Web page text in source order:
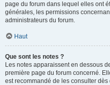
page du forum dans lequel elles ont
générales, les permissions
administrateurs du forum.
Haut
Que sont les notes ?
Les notes apparaissent en dessous
première page du forum concerné.
est recommandé de les consulter